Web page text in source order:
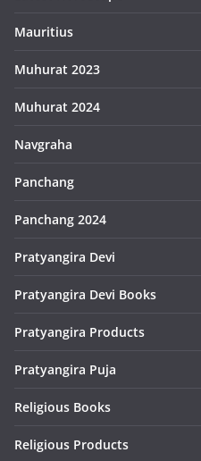
Mauritius
Muhurat 2023
Muhurat 2024
Navgraha
Panchang
Panchang 2024
Pratyangira Devi
Pratyangira Devi Books
Pratyangira Products
Pratyangira Puja
Religious Books
Religious Products